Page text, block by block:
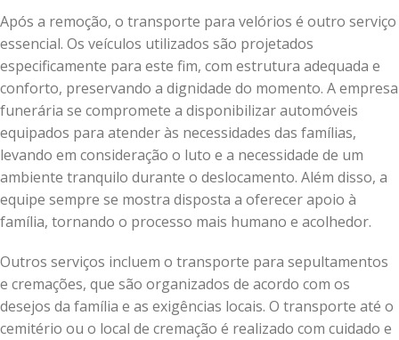
Após a remoção, o transporte para velórios é outro serviço
essencial. Os veículos utilizados são projetados
especificamente para este fim, com estrutura adequada e
conforto, preservando a dignidade do momento. A empresa
funerária se compromete a disponibilizar automóveis
equipados para atender às necessidades das famílias,
levando em consideração o luto e a necessidade de um
ambiente tranquilo durante o deslocamento. Além disso, a
equipe sempre se mostra disposta a oferecer apoio à
família, tornando o processo mais humano e acolhedor.
Outros serviços incluem o transporte para sepultamentos
e cremações, que são organizados de acordo com os
desejos da família e as exigências locais. O transporte até o
cemitério ou o local de cremação é realizado com cuidado e